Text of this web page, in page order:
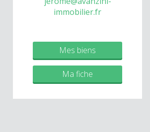
immobilier.fr
Mes biens
Ma fiche